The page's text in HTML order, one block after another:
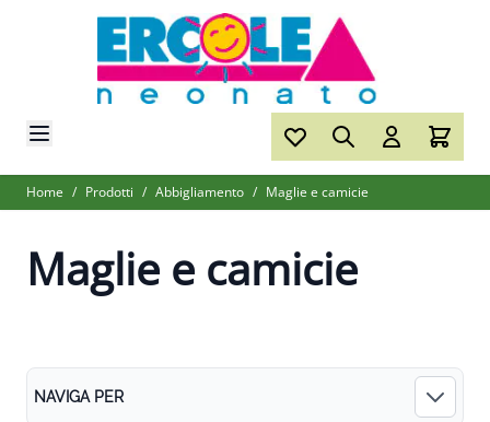
Salta al contenuto
Home / Prodotti / Abbigliamento / Maglie e camicie
Maglie e camicie
NAVIGA PER